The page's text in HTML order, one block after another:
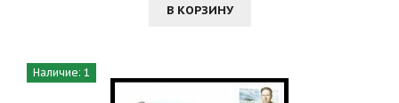
В КОРЗИНУ
Наличие: 1